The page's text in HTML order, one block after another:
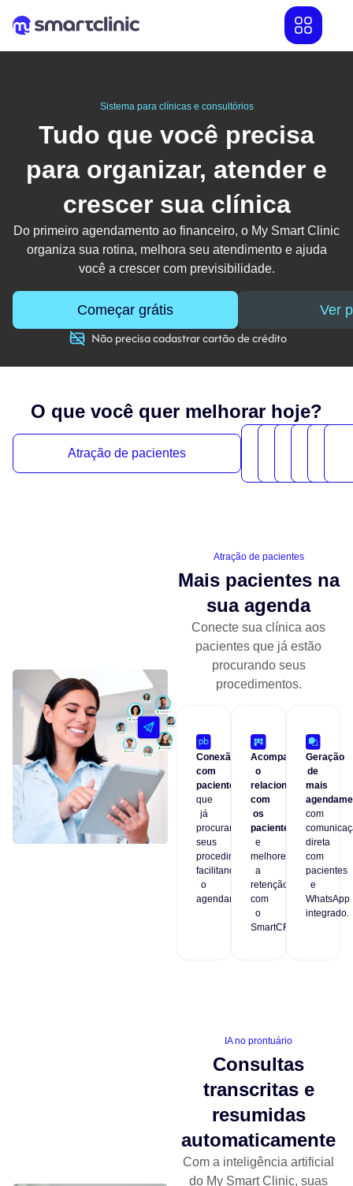
Sistema para clínicas e consultórios
Tudo que você precisa
para organizar, atender e
crescer sua clínica
Do primeiro agendamento ao financeiro, o My Smart Clinic
organiza sua rotina, melhora seu atendimento e ajuda
você a crescer com previsibilidade.
Começar grátis Ver
Não precisa cadastrar cartão de crédito
O que você quer melhorar hoje?
Atração de pacientes
Atração de pacientes
Mais pacientes na
sua agenda
Conecte sua clínica aos
pacientes que já estão
procurando seus
procedimentos.
Conexão
com
pacientes
que
já
procuram
seus
procedimentos,
facilitando
o
agendamento.
Acompanhe
o
relacionamento
com
os
pacientes
e
melhore
a
retenção
com
o
SmartCRM
Geração
de
mais
com
direta
com
pacientes
e
WhatsApp
integrado.
IA no prontuário
Consultas
transcritas e
resumidas
automaticamente
Com a inteligência artificial
do My Smart Clinic, suas